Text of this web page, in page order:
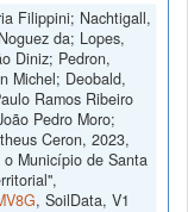
Filippini; Nachtigall,
da; Lopes,
Diniz; Pedron,
Michel; Deobald,
Ramos Ribeiro
Pedro Moro;
Ceron, 2023,
Município de Santa
, SoilData, V1